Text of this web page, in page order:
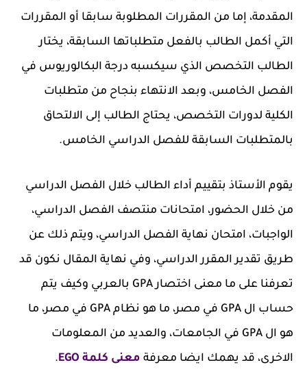
المقدمة، إما من المقررات المطلوبة سابقا أو المقررات
التي أكمل الطالب بالفعل متطلباتها السابقة، يختار
الطالب التخصص الذي سيكسبه درجة البكالوريوس في
الفصل الخامس، وبعد الانتهاء بنجاح من متطلبات
الكلية لدورات التخصص، يحتاج الطالب إلى الالتحاق
بالمتطلبات السابقة للفصل الدراسي الخامس.
يقوم الأستاذ بتقييم أداء الطالب خلال الفصل الدراسي
من خلال الحضور، امتحانات منتصف الفصل الدراسي،
الواجبات، امتحان نهاية الفصل الدراسي، ويتم ذلك عن
طريق تقدير المقرر الدراسي، وفي نهاية المقال نكون قد
تعرفنا على ما معنى اختصار GPA بالعربي وكيف يتم
حساب ال GPA في مصر، ما هو نظام GPA في مصر، ما
هو ال GPA في الجامعات، والعديد من المعلومات
الاخرى، قد يهمك ايضا معرفة معنى كلمة EGO .